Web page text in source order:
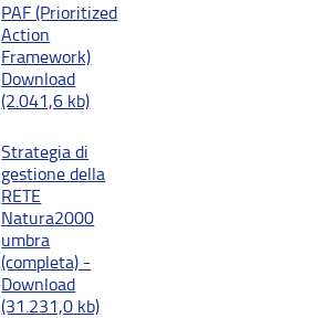
PAF (Prioritized
Action
Framework)
Download
(2.041,6 kb)
Strategia di
gestione della
RETE
Natura2000
umbra
(completa) -
Download
(31.231,0 kb)